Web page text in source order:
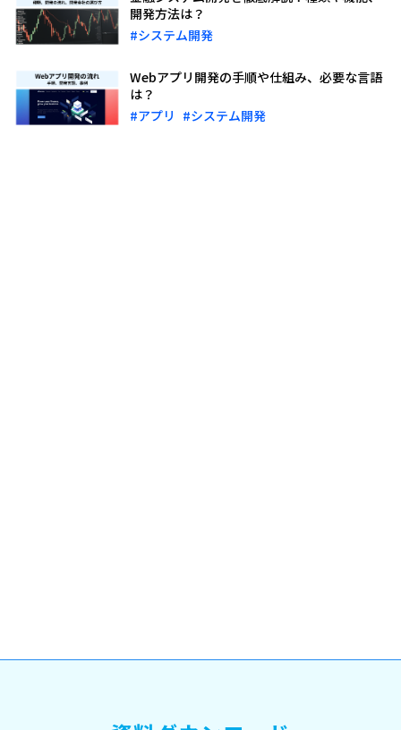
開発方法は？
#システム開発
Webアプリ開発の手順や仕組み、必要な言語
は？
#アプリ #システム開発